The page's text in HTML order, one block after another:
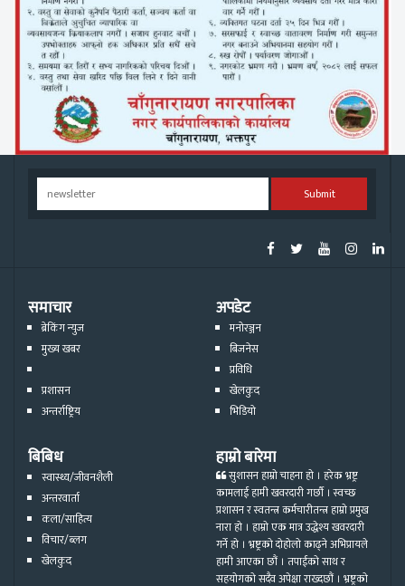
Submit
समाचार
ब्रेकिंग न्युज
मुख्य खबर
प्रशासन
अन्तर्राष्ट्रिय
अपडेट
मनोरञ्जन
बिजनेस
प्रविधि
खेलकुद
भिडियो
बिबिध
स्वास्थ्य/जीवनशैली
अन्तरवार्ता
कला/साहित्य
विचार/ब्लग
खेलकुद
हाम्रो बारेमा
सुशासन हाम्रो चाहना हो । हरेक भ्रष्ट्र
कामलाई हामी खवरदारी गर्छौ । स्वच्छ
प्रशासन र स्वतन्त्र कर्मचारीतन्त्र हाम्रो प्रमुख
नारा हो । हाम्रो एक मात्र उद्धेश्य खवरदारी
गर्ने हो । भ्रष्ट्रको दोहोलो काढ्ने अभिप्रायले
हामी आएका छौं । तपाईको साथ र
सहयोगको सदैव अपेक्षा राख्दछौं । भ्रष्ट्रको